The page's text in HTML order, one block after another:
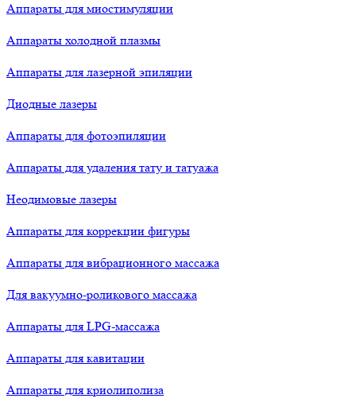
Аппараты для миостимуляции
Аппараты холодной плазмы
Аппараты для лазерной эпиляции
Диодные лазеры
Аппараты для фотоэпиляции
Аппараты для удаления тату и татуажа
Неодимовые лазеры
Аппараты для коррекции фигуры
Аппараты для вибрационного массажа
Для вакуумно-роликового массажа
Аппараты для LPG-массажа
Аппараты для кавитации
Аппараты для криолиполиза